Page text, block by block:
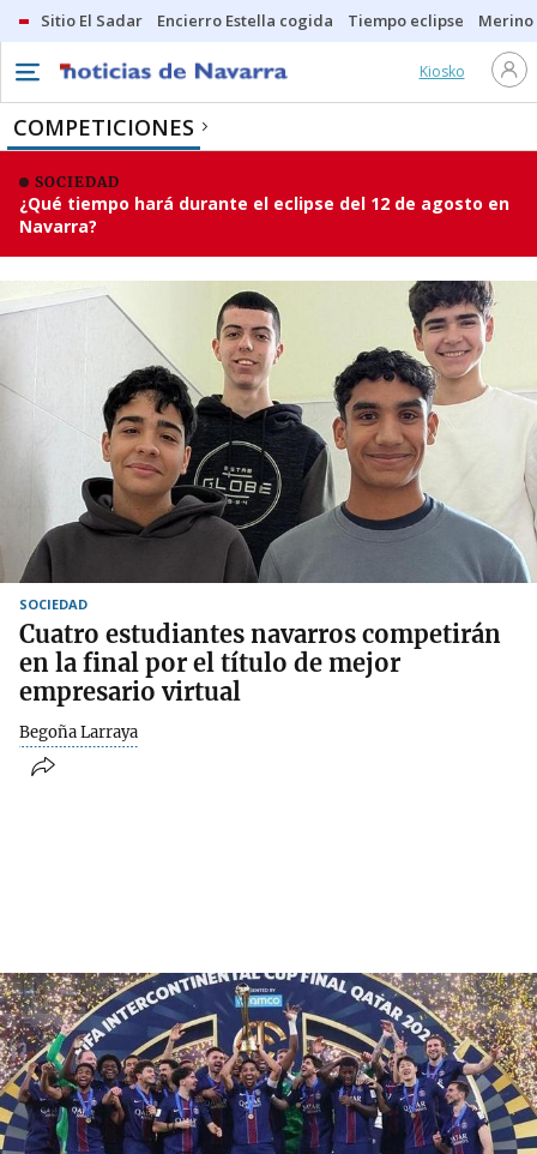
Sitio El Sadar Encierro Estella cogida Tiempo eclipse
Kiosko
COMPETICIONES
SOCIEDAD
¿Qué tiempo hará durante el eclipse del 12 de agosto en
Navarra?
SOCIEDAD
Cuatro estudiantes navarros competirán
en la final por el título de mejor
empresario virtual
Begoña Larraya